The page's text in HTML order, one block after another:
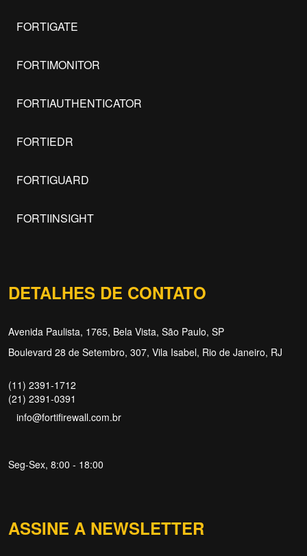
FORTIGATE
FORTIMONITOR
FORTIAUTHENTICATOR
FORTIEDR
FORTIGUARD
FORTIINSIGHT
DETALHES DE CONTATO
Avenida Paulista, 1765, Bela Vista, São Paulo, SP
Boulevard 28 de Setembro, 307, Vila Isabel, Rio de Janeiro, RJ
(11) 2391-1712
(21) 2391-0391
info@fortifirewall.com.br
Seg-Sex, 8:00 - 18:00
ASSINE A NEWSLETTER